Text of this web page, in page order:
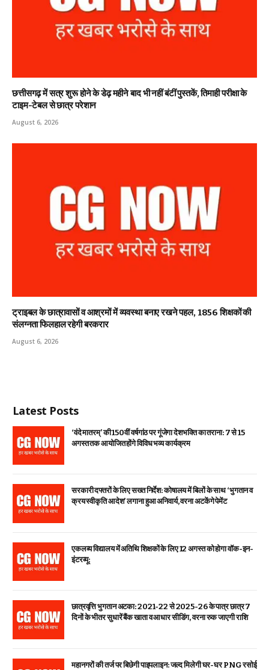
छत्तीसगढ़ में सत्र शुरू होने के डेढ़ महीने बाद भी नहीं बंटीं पुस्तकें, तिमाही परीक्षा के
टाइम-टेबल से छात्र परेशान
August 6, 2026
ट्राइबल के छात्रावासों व आश्रमों में व्यवस्था बनाए रखने पहल, 1856 शिक्षकों की
संलग्नता फिलहाल रहेगी बरकरार
August 6, 2026
Latest Posts
‘वंदे मातरम्’ की 150वीं वर्षगांठ पर गूंजेगा देशभक्ति का तराना: 7 से 15
अगस्त तक आयोजित होंगे विविध भव्य कार्यक्रम
सरकारी दफ्तरों के लिए सख्त निर्देश: कोषालय में बिलों के साथ ‘भुगतान व
क्रय स्वीकृति आदेश’ लगाना हुआ अनिवार्य, वरना अटकेंगे पेमेंट
एकलव्य विद्यालय में अतिथि शिक्षकों के लिए 12 अगस्त को होगा वॉक-इन-
इंटरव्यू:
छात्रवृत्ति भुगतान अटका: 2021-22 से 2025-26 के पात्र छात्र 7
दिनों के भीतर सुधारें बैंक खाता व आधार सीडिंग, वरना रुक जाएगी राशि
महानगरों की तर्ज पर बिछेगी पाइपलाइन: जल्द मिलेगी घर-घर PNG रसोई